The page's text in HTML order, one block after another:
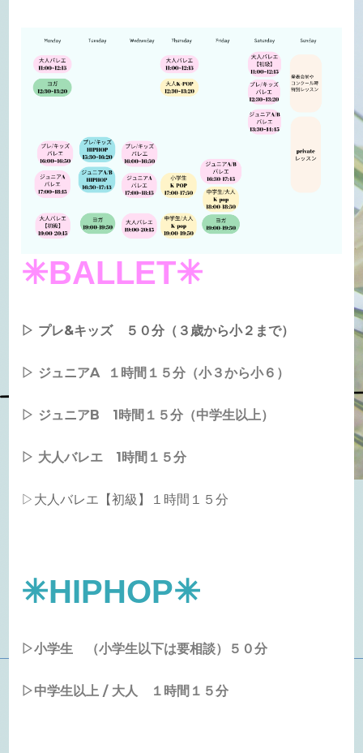
✳︎BALLET✳︎
▷ プレ&キッズ ５０分 （３歳から小２まで）
​▷ ジュニアA １時間１５分（小３から小６）
▷ ジュニアB 1時間１５分 （中学生以上）
▷ 大人バレエ 1時間１５分
▷大人バレエ【初級】１時間１５分
✳︎HIPHOP✳︎
▷小学生 （小学生以下は要相談）５０分
▷中学生以上 / 大人 １時間１５分